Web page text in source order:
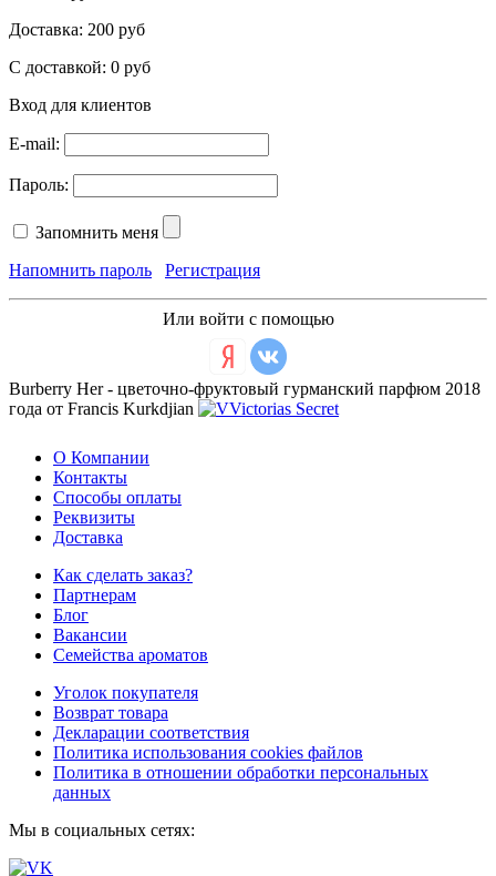
Доставка: 200 руб
С доставкой: 0 руб
Вход для клиентов
E-mail:
Пароль:
Запомнить меня
Напомнить пароль
Регистрация
Или войти с помощью
Burberry Her - цветочно-фруктовый гурманский парфюм 2018
года от Francis Kurkdjian
О Компании
Контакты
Способы оплаты
Реквизиты
Доставка
Как сделать заказ?
Партнерам
Блог
Вакансии
Семейства ароматов
Уголок покупателя
Возврат товара
Декларации соответствия
Политика использования cookies файлов
Политика в отношении обработки персональных
данных
Мы в социальных сетях: